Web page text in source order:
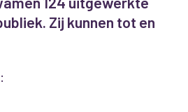
Zij kunnen tot en